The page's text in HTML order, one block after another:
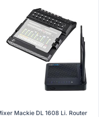
Mackie DL 1608 Li. Router